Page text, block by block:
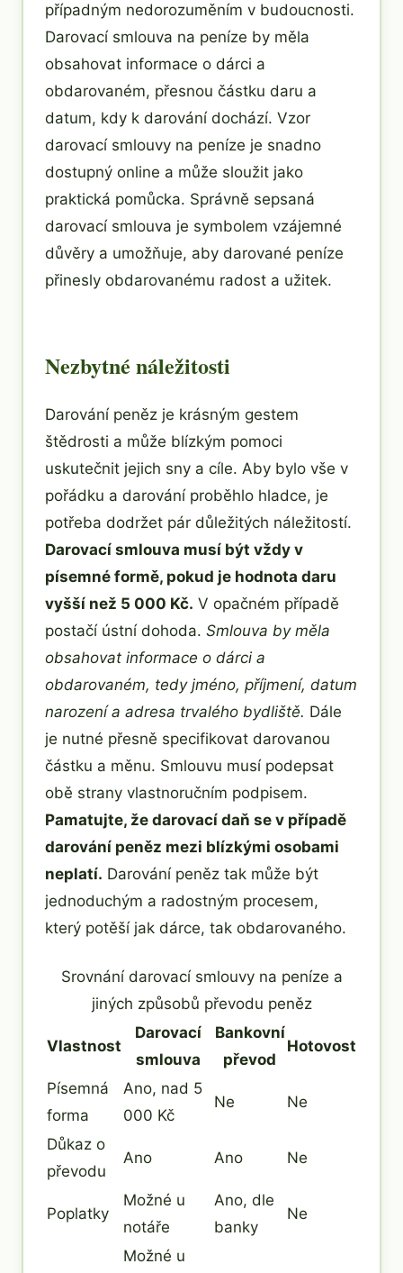
případným nedorozuměním v budoucnosti.
Darovací smlouva na peníze by měla
obsahovat informace o dárci a
obdarovaném, přesnou částku daru a
datum, kdy k darování dochází. Vzor
darovací smlouvy na peníze je snadno
dostupný online a může sloužit jako
praktická pomůcka. Správně sepsaná
darovací smlouva je symbolem vzájemné
důvěry a umožňuje, aby darované peníze
přinesly obdarovanému radost a užitek.
Nezbytné náležitosti
Darování peněz je krásným gestem
štědrosti a může blízkým pomoci
uskutečnit jejich sny a cíle. Aby bylo vše v
pořádku a darování proběhlo hladce, je
potřeba dodržet pár důležitých náležitostí.
Darovací smlouva musí být vždy v
písemné formě, pokud je hodnota daru
vyšší než 5 000 Kč. V opačném případě
postačí ústní dohoda. Smlouva by měla
obsahovat informace o dárci a
obdarovaném, tedy jméno, příjmení, datum
narození a adresa trvalého bydliště. Dále
je nutné přesně specifikovat darovanou
částku a měnu. Smlouvu musí podepsat
obě strany vlastnoručním podpisem.
Pamatujte, že darovací daň se v případě
darování peněz mezi blízkými osobami
neplatí. Darování peněz tak může být
jednoduchým a radostným procesem,
který potěší jak dárce, tak obdarovaného.
Srovnání darovací smlouvy na peníze a
jiných způsobů převodu peněz
Vlastnost
Darovací
smlouva
Bankovní
převod
Hotovost
Písemná
forma
Ano, nad 5
000 Kč
Ne Ne
Důkaz o
převodu
Ano Ano Ne
Poplatky
Možné u
notáře
Ano, dle
banky
Ne
Možné u